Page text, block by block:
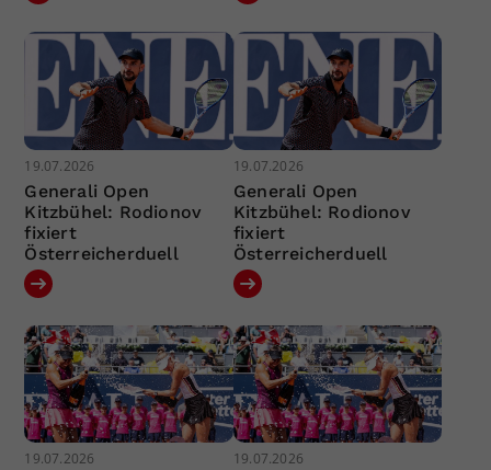
19.07.2026
Generali Open
Kitzbühel: Rodionov
fixiert
Österreicherduell
19.07.2026
Generali Open
Kitzbühel: Rodionov
fixiert
Österreicherduell
19.07.2026 19.07.2026